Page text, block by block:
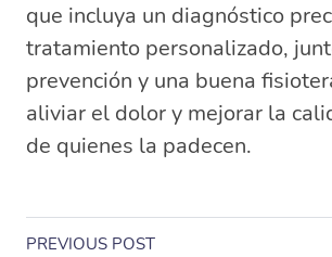
que incluya un diagnóstico
tratamiento personalizado,
prevención y una buena
aliviar el dolor y mejorar la
de quienes la padecen.
PREVIOUS POST